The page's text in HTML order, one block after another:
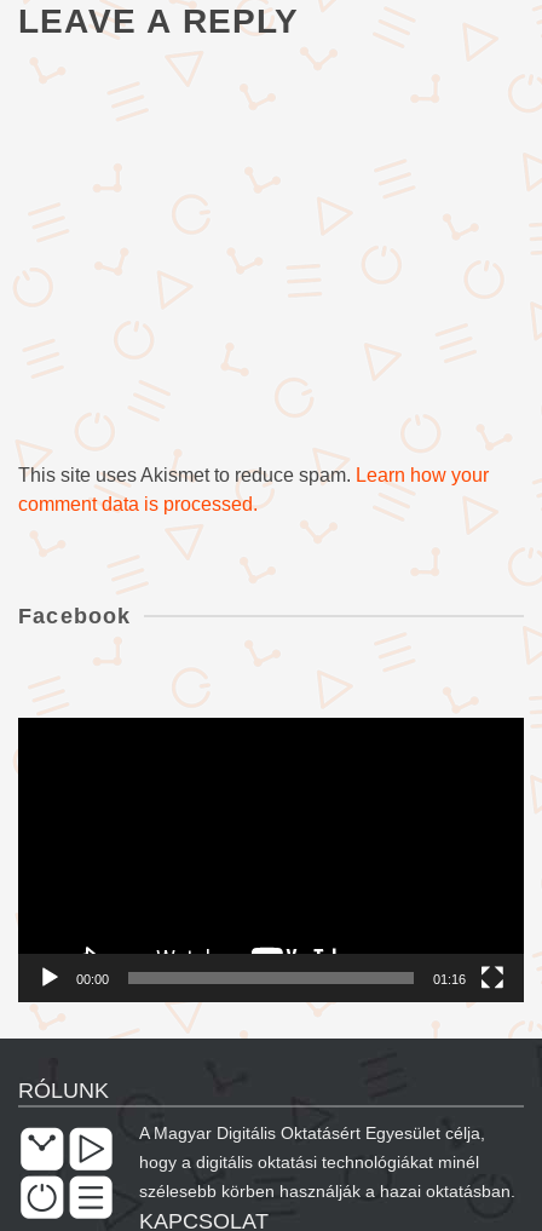
LEAVE A REPLY
This site uses Akismet to reduce spam. Learn how your
comment data is processed.
Facebook
00:00 01:16
RÓLUNK
A Magyar Digitális Oktatásért Egyesület célja,
hogy a digitális oktatási technológiákat minél
szélesebb körben használják a hazai oktatásban.
KAPCSOLAT